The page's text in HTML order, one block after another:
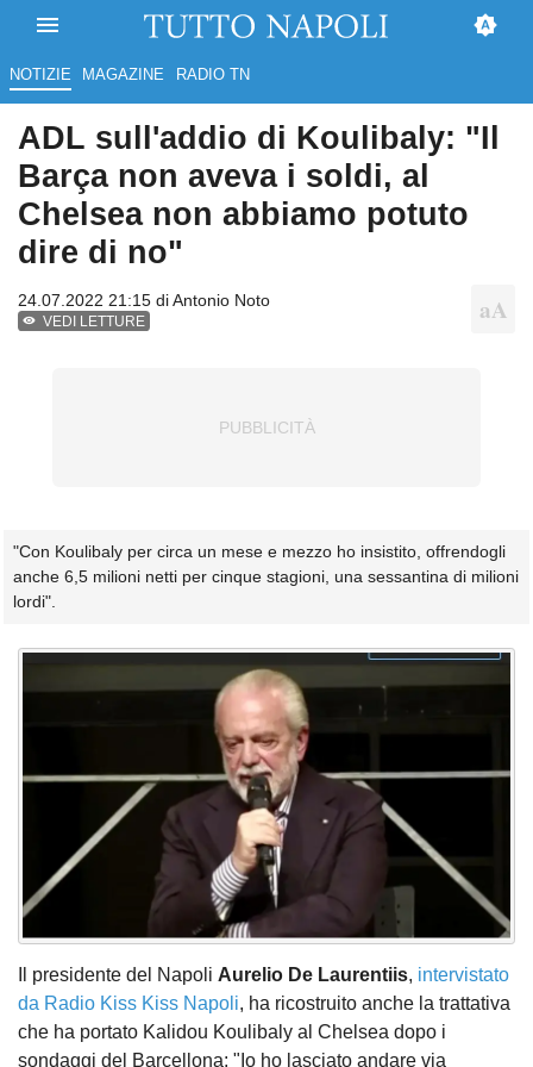
NOTIZIE MAGAZINE RADIO TN
ADL sull'addio di Koulibaly: "Il
Barça non aveva i soldi, al
Chelsea non abbiamo potuto
dire di no"
24.07.2022 21:15 diAntonio Noto
VEDI LETTURE
"Con Koulibaly per circa un mese e mezzo ho insistito, offrendogli
anche 6,5 milioni netti per cinque stagioni, una sessantina di milioni
lordi".
Il presidente del Napoli Aurelio De Laurentiis, intervistato
da Radio Kiss Kiss Napoli, ha ricostruito anche la trattativa
che ha portato Kalidou Koulibaly al Chelsea dopo i
sondaggi del Barcellona: "Io ho lasciato andare via